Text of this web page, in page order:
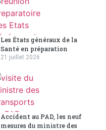
Les États généraux de la
Santé en préparation
21 juillet 2026
Accident au PAD, les neuf
mesures du ministre des